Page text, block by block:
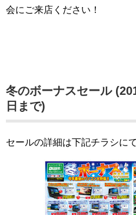
会にご来店ください！
冬のボーナスセール
日まで)
セールの詳細は下記チラシに